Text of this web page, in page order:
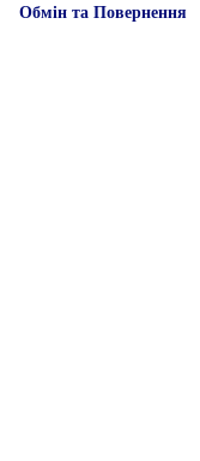
Обмін та Повернення